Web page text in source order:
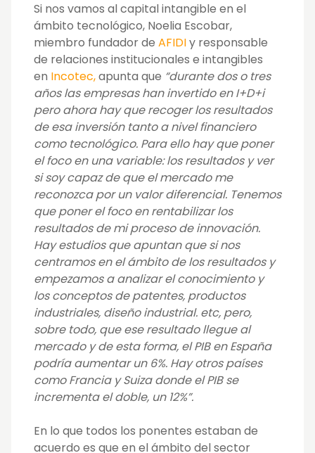
Si nos vamos al capital intangible en el
ámbito tecnológico, Noelia Escobar,
miembro fundador de AFIDIy responsable
de relaciones institucionales e intangibles
en Incotec,apunta que “durante dos o tres
años las empresas han invertido en I+D+i
pero ahora hay que recoger los resultados
de esa inversión tanto a nivel financiero
como tecnológico. Para ello hay que poner
el foco en una variable: los resultados y ver
si soy capaz de que el mercado me
reconozca por un valor diferencial. Tenemos
que poner el foco en rentabilizar los
resultados de mi proceso de innovación.
Hay estudios que apuntan que si nos
centramos en el ámbito de los resultados y
empezamos a analizar el conocimiento y
los conceptos de patentes, productos
industriales, diseño industrial. etc, pero,
sobre todo, que ese resultado llegue al
mercado y de esta forma, el PIB en España
podría aumentar un 6%. Hay otros países
como Francia y Suiza donde el PIB se
incrementa el doble, un 12%”.
En lo que todos los ponentes estaban de
acuerdo es que en el ámbito del sector